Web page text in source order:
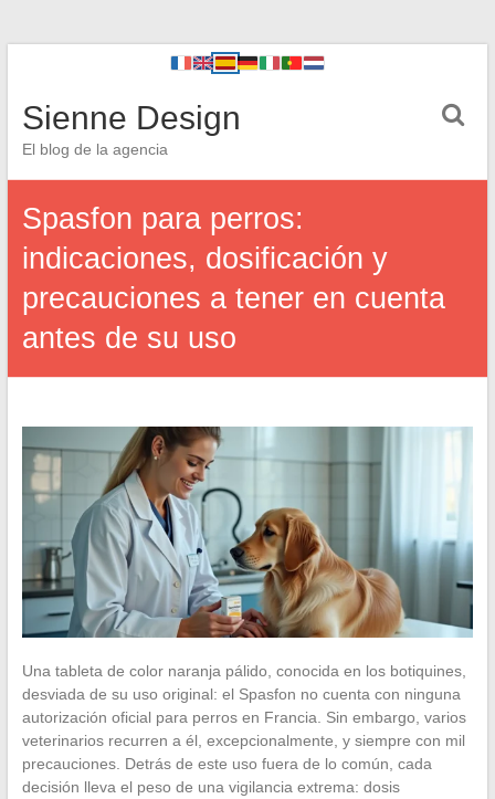
Sienne Design
El blog de la agencia
Spasfon para perros:
indicaciones, dosificación y
precauciones a tener en cuenta
antes de su uso
Una tableta de color naranja pálido, conocida en los botiquines,
desviada de su uso original: el Spasfon no cuenta con ninguna
autorización oficial para perros en Francia. Sin embargo, varios
veterinarios recurren a él, excepcionalmente, y siempre con mil
precauciones. Detrás de este uso fuera de lo común, cada
decisión lleva el peso de una vigilancia extrema: dosis